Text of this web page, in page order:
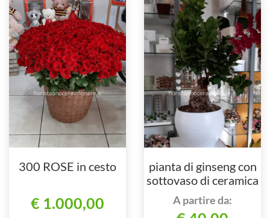
300 ROSE in cesto
€ 1.000,00
pianta di ginseng con
sottovaso di ceramica
A partire da: